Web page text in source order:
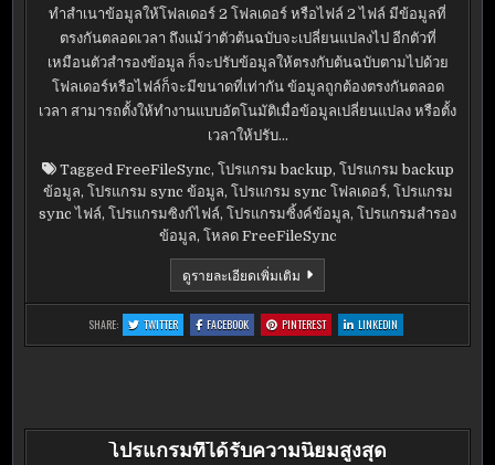
ทำสำเนาข้อมูลให้โฟลเดอร์ 2 โฟลเดอร์ หรือไฟล์ 2 ไฟล์ มีข้อมูลที่
ตรงกันตลอดเวลา ถึงแม้ว่าตัวต้นฉบับจะเปลี่ยนแปลงไป อีกตัวที่
เหมือนตัวสำรองข้อมูล ก็จะปรับข้อมูลให้ตรงกับต้นฉบับตามไปด้วย
โฟลเดอร์หรือไฟล์ก็จะมีขนาดที่เท่ากัน ข้อมูลถูกต้องตรงกันตลอด
เวลา สามารถตั้งให้ทำงานแบบอัตโนมัติเมื่อข้อมูลเปลี่ยนแปลง หรือตั้ง
เวลาให้ปรับ…
Tagged FreeFileSync, โปรแกรม backup, โปรแกรม backup
ข้อมูล, โปรแกรม sync ข้อมูล, โปรแกรม sync โฟลเดอร์, โปรแกรม
sync ไฟล์, โปรแกรมซิงก์ไฟล์, โปรแกรมซิ้งค์ข้อมูล, โปรแกรมสำรอง
ข้อมูล, โหลด FreeFileSync
ดูรายละเอียดเพิ่มเติม FREEFILESYNC
7.1
SHARE: TWITTER:
FREEFILESYNC
7.1
FACEBOOK:
FREEFILESYNC
7.1
PINTEREST:
FREEFILESYNC
7.1
LINKEDIN:
FREEFILESYNC
7.1
โปรแกรมที่ได้รับความนิยมสูงสุด